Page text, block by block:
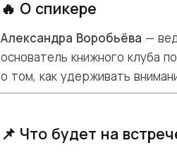
🔥 О спикере
Александра Воробьёва —
основатель книжного клуба
о том, как удерживать
📌 Что будет на